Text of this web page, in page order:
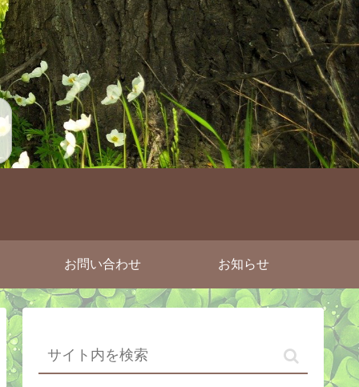
お問い合わせ お知らせ